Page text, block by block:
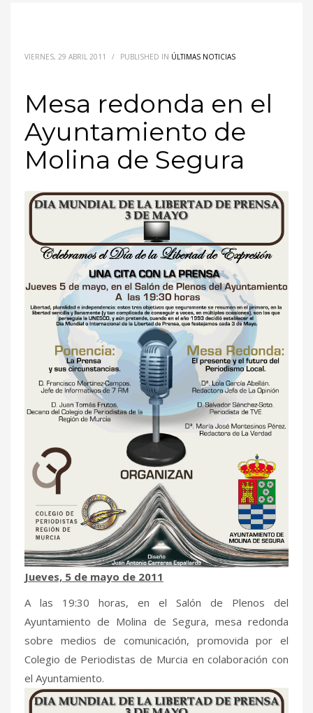
VIERNES, 29 ABRIL 2011 / PUBLISHED IN ÚLTIMAS NOTICIAS
Mesa redonda en el
Ayuntamiento de
Molina de Segura
Jueves, 5 de mayo de 2011
A las 19:30 horas, en el Salón de Plenos del
Ayuntamiento de Molina de Segura, mesa redonda
sobre medios de comunicación, promovida por el
Colegio de Periodistas de Murcia en colaboración con
el Ayuntamiento.